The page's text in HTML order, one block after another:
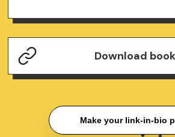
Download book
Make your link-in-bio